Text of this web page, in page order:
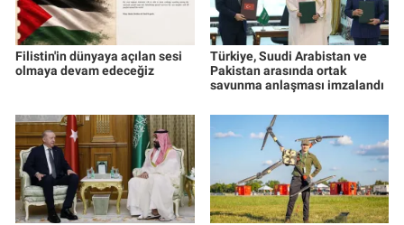
Filistin'in dünyaya açılan sesi
olmaya devam edeceğiz
Türkiye, Suudi Arabistan ve
Pakistan arasında ortak
savunma anlaşması imzalandı